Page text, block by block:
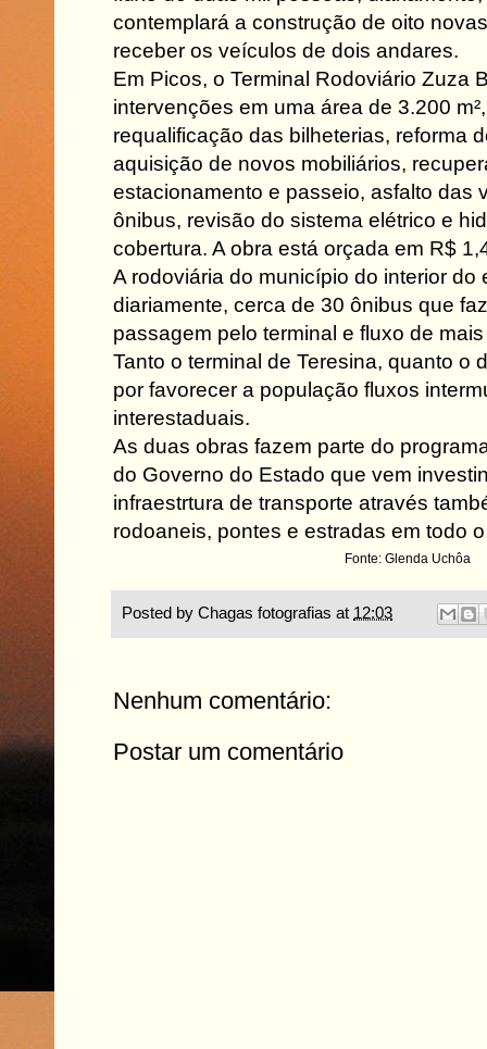
contemplará a construção de oito
receber os veículos de dois andares.
Em Picos, o Terminal Rodoviário Zuza
intervenções em uma área de 3.200
requalificação das bilheterias, reforma
aquisição de novos mobiliários,
estacionamento e passeio, asfalto das
ônibus, revisão do sistema elétrico e
cobertura. A obra está orçada em R$
A rodoviária do município do interior do
diariamente, cerca de 30 ônibus que
passagem pelo terminal e fluxo de
Tanto o terminal de Teresina, quanto o
por favorecer a população fluxos
interestaduais.
As duas obras fazem parte do
do Governo do Estado que vem
infraestrtura de transporte através
rodoaneis, pontes e estradas em todo
Fonte: Glenda Uchôa
Posted by Chagas fotografias at 12:03
Nenhum comentário:
Postar um comentário